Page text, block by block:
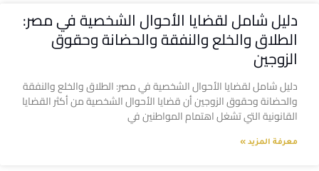
دليل شامل لقضايا الأحوال الشخصية في مصر:
الطلاق والخلع والنفقة والحضانة وحقوق
الزوجين
دليل شامل لقضايا الأحوال الشخصية في مصر: الطلاق والخلع والنفقة
والحضانة وحقوق الزوجين أن قضايا الأحوال الشخصية من أكثر القضايا
القانونية التي تشغل اهتمام المواطنين في
معرفة المزيد »